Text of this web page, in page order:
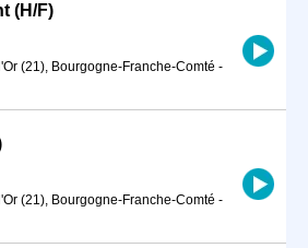
(H/F)
(21), Bourgogne-Franche-Comté -
(21), Bourgogne-Franche-Comté -